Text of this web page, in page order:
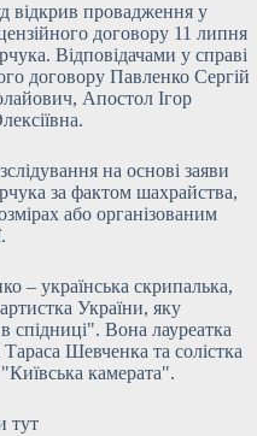
відкрив провадження у
договору 11 липня
Відповідачами у справі
договору Павленко Сергій
Апостол Ігор
на основі заяви
за фактом шахрайства,
або організованим
– українська скрипалька,
України, яку
спідниці". Вона лауреатка
Шевченка та солістка
камерата".
тут